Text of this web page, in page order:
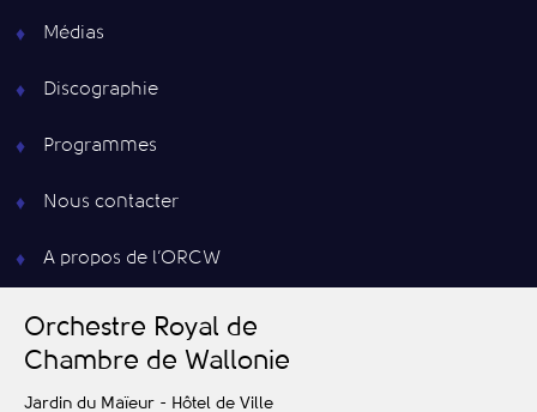
Médias
Discographie
Programmes
Nous contacter
A propos de l’ORCW
Orchestre Royal de
Chambre de Wallonie
Jardin du Maïeur - Hôtel de Ville